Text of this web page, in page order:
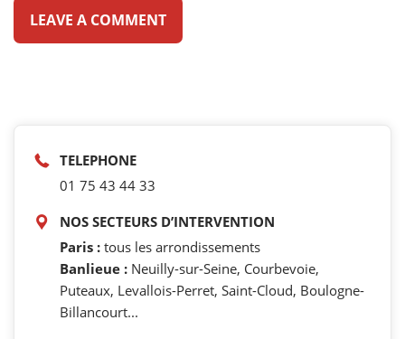
TELEPHONE
01 75 43 44 33
NOS SECTEURS D’INTERVENTION
Paris : tous les arrondissements
Banlieue : Neuilly-sur-Seine, Courbevoie,
Puteaux, Levallois-Perret, Saint-Cloud, Boulogne-
Billancourt...